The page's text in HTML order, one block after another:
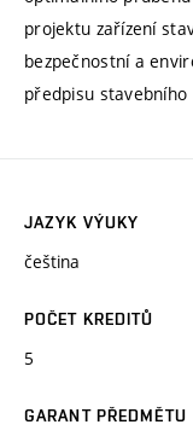
projektu zařízení
bezpečnostní a
předpisu stavebního
JAZYK VÝUKY
čeština
POČET KREDITŮ
5
GARANT PŘEDMĚTU